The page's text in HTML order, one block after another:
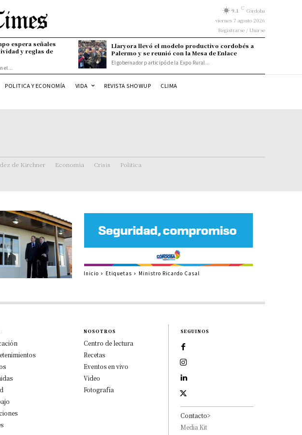
9.1 C Córdoba
viernes 7 agosto 2026
Registrarse / Unirse
espera señales
y reglas de
el...
Llaryora llevó el modelo productivo cordobés a
Palermo y se reunió con la Mesa de Enlace
El gobernador participó de la Expo Rural...
POLITICA Y ECONOMÍA VIDA REVISTA SHOWUP CLIMA
de Kirchner Economía Crisis Politica
Inicio Etiquetas Ministro Ricardo Casal
NOSOTROS
Centro de lectura
Recetas
Eventos en vivo
Video
Fotografía
SEGUINOS
Contacto>
Media Kit